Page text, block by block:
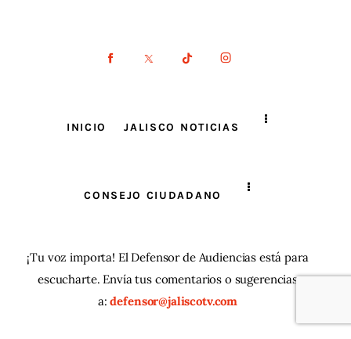
INICIO JALISCO NOTICIAS
CONSEJO CIUDADANO
¡Tu voz importa! El Defensor de Audiencias está para
escucharte. Envía tus comentarios o sugerencias
a:defensor@jaliscotv.com